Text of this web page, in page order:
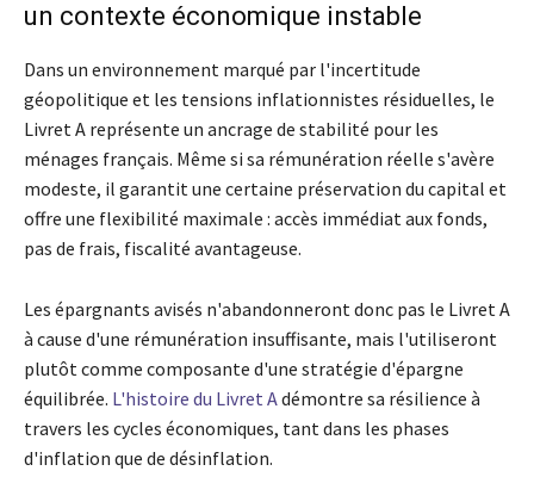
un contexte économique instable
Dans un environnement marqué par l'incertitude
géopolitique et les tensions inflationnistes résiduelles, le
Livret A représente un ancrage de stabilité pour les
ménages français. Même si sa rémunération réelle s'avère
modeste, il garantit une certaine préservation du capital et
offre une flexibilité maximale : accès immédiat aux fonds,
pas de frais, fiscalité avantageuse.
Les épargnants avisés n'abandonneront donc pas le Livret A
à cause d'une rémunération insuffisante, mais l'utiliseront
plutôt comme composante d'une stratégie d'épargne
équilibrée. L'histoire du Livret Adémontre sa résilience à
travers les cycles économiques, tant dans les phases
d'inflation que de désinflation.